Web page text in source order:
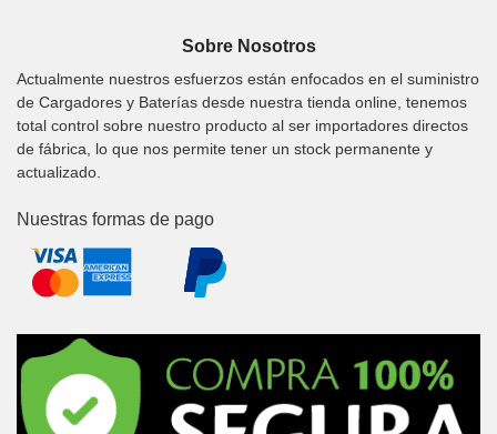
Sobre Nosotros
Actualmente nuestros esfuerzos están enfocados en el suministro
de Cargadores y Baterías desde nuestra tienda online, tenemos
total control sobre nuestro producto al ser importadores directos
de fábrica, lo que nos permite tener un stock permanente y
actualizado.
Nuestras formas de pago